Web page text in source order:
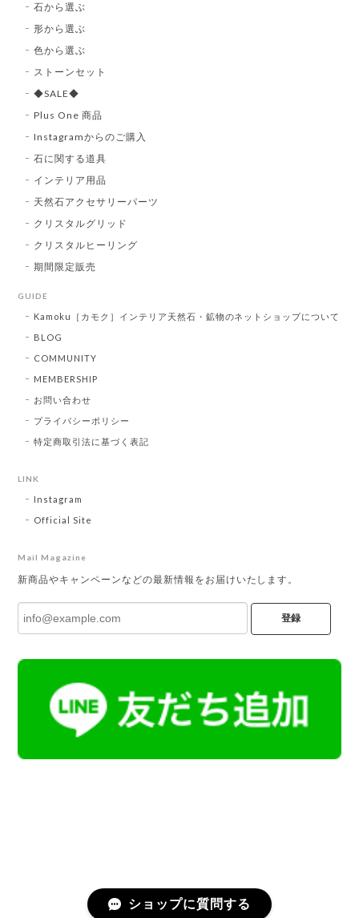
石から選ぶ
形から選ぶ
色から選ぶ
ストーンセット
◆SALE◆
Plus One 商品
Instagramからのご購入
石に関する道具
インテリア用品
天然石アクセサリーパーツ
クリスタルグリッド
クリスタルヒーリング
期間限定販売
GUIDE
Kamoku［カモク］インテリア天然石・鉱物のネットショップについて
BLOG
COMMUNITY
MEMBERSHIP
お問い合わせ
プライバシーポリシー
特定商取引法に基づく表記
LINK
Instagram
Official Site
Mail Magazine
新商品やキャンペーンなどの最新情報をお届けいたします。
登録
ショップに質問する